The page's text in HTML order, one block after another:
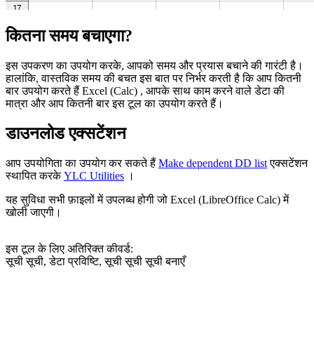
कितना समय बचाएगा?
इस उपकरण का उपयोग करके, आपको समय और प्रयास बचाने की गारंटी है।
हालांकि, वास्तविक समय की बचत इस बात पर निर्भर करती है कि आप कितनी
बार उपयोग करते हैं Excel (Calc) , आपके साथ काम करने वाले डेटा की
मात्रा और आप कितनी बार इस टूल का उपयोग करते हैं।
डाउनलोड एक्सटेंशन
आप उपयोगिता का उपयोग कर सकते हैं Make dependent DD listएक्सटेंशन
स्थापित करकेYLC Utilities ।
यह सुविधा सभी फ़ाइलों में उपलब्ध होगी जो Excel (LibreOffice Calc) में
खोली जाएगी।
इस टूल के लिए अतिरिक्त कीवर्ड:
सूची सूची, डेटा प्रविष्टि, सूची सूची सूची बनाएँ